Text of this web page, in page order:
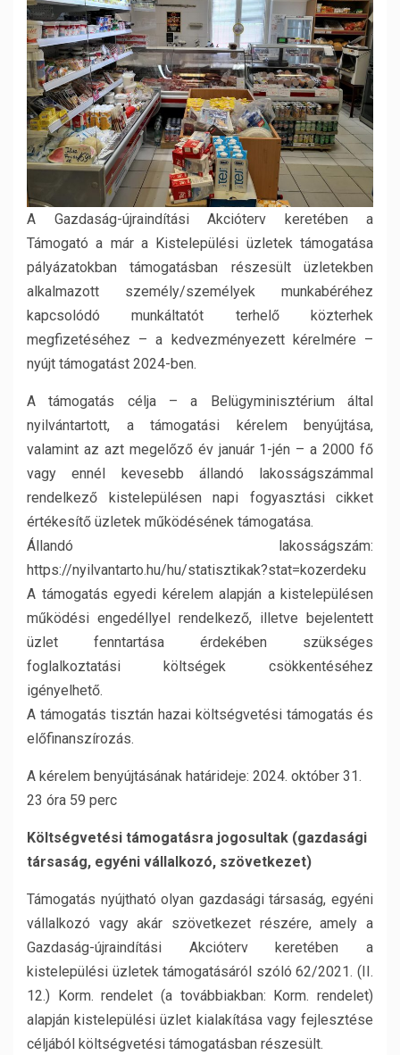
A Gazdaság-újraindítási Akcióterv keretében a
Támogató a már a Kistelepülési üzletek támogatása
pályázatokban támogatásban részesült üzletekben
alkalmazott személy/személyek munkabéréhez
kapcsolódó munkáltatót terhelő közterhek
megfizetéséhez – a kedvezményezett kérelmére –
nyújt támogatást 2024-ben.
A támogatás célja – a Belügyminisztérium által
nyilvántartott, a támogatási kérelem benyújtása,
valamint az azt megelőző év január 1-jén – a 2000 fő
vagy ennél kevesebb állandó lakosságszámmal
rendelkező kistelepülésen napi fogyasztási cikket
értékesítő üzletek működésének támogatása.
Állandó lakosságszám:
https://nyilvantarto.hu/hu/statisztikak?stat=kozerdeku
A támogatás egyedi kérelem alapján a kistelepülésen
működési engedéllyel rendelkező, illetve bejelentett
üzlet fenntartása érdekében szükséges
foglalkoztatási költségek csökkentéséhez
igényelhető.
A támogatás tisztán hazai költségvetési támogatás és
előfinanszírozás.
A kérelem benyújtásának határideje: 2024. október 31.
23 óra 59 perc
Költségvetési támogatásra jogosultak (gazdasági
társaság, egyéni vállalkozó, szövetkezet)
Támogatás nyújtható olyan gazdasági társaság, egyéni
vállalkozó vagy akár szövetkezet részére, amely a
Gazdaság-újraindítási Akcióterv keretében a
kistelepülési üzletek támogatásáról szóló 62/2021. (II.
12.) Korm. rendelet (a továbbiakban: Korm. rendelet)
alapján kistelepülési üzlet kialakítása vagy fejlesztése
céljából költségvetési támogatásban részesült.